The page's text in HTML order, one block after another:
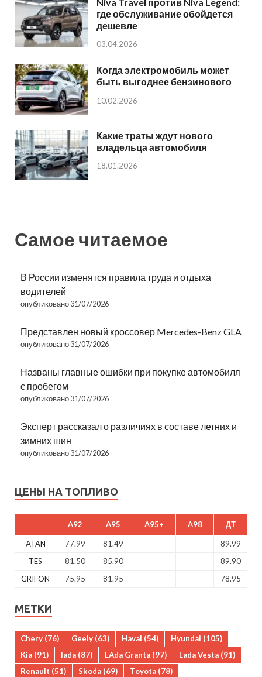
где обслуживание обойдется
дешевле
03.04.2026
Когда электромобиль может
быть выгоднее бензинового
10.02.2026
Какие траты ждут нового
владельца автомобиля
18.01.2026
Самое читаемое
В России изменятся правила труда и отдыха
водителей
опубликовано 31/07/2026
Представлен новый кроссовер Mercedes-Benz GLA
опубликовано 31/07/2026
Названы главные ошибки при покупке автомобиля
с пробегом
опубликовано 31/07/2026
Эксперт рассказал о различиях в составе летних и
зимних шин
опубликовано 31/07/2026
ЦЕНЫ НА ТОПЛИВО
A92 A95 A95+ A98 ДТ
ATAN 77.99 81.49
89.99
TES
81.50 85.90
89.90
GRIFON
75.95 81.95 78.95
МЕТКИ
Chery (76) Geely (63) Haval (54) Hyundai (105)
Kia (91) lada (87) LAda Granta (97) Lada Vesta (91)
Renault (51) Skoda (69) Toyota (78)